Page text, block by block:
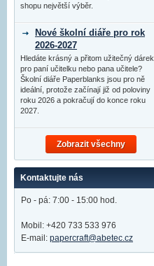
shopu největší výběr.
Nové školní diáře pro rok
2026-2027
Hledáte krásný a přitom užitečný dárek
pro paní učitelku nebo pana učitele?
Školní diáře Paperblanks jsou pro ně
ideální, protože začínají již od poloviny
roku 2026 a pokračují do konce roku
2027.
Zobrazit všechny
Kontaktujte nás
Po - pá: 7:00 - 15:00 hod.
Mobil: +420 733 533 976
E-mail: papercraft@abetec.cz